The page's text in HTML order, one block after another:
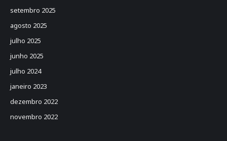
setembro 2025
agosto 2025
julho 2025
junho 2025
julho 2024
janeiro 2023
dezembro 2022
novembro 2022